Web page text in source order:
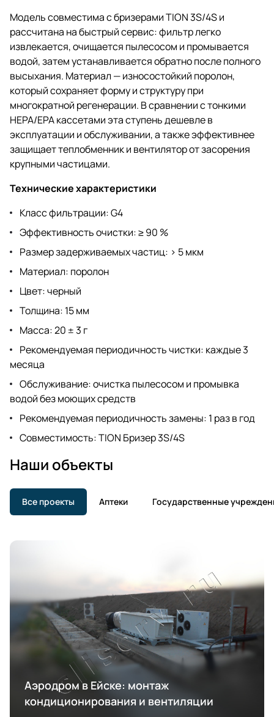
Модель совместима с бризерами TION 3S/4S и
рассчитана на быстрый сервис: фильтр легко
извлекается, очищается пылесосом и промывается
водой, затем устанавливается обратно после полного
высыхания. Материал — износостойкий поролон,
который сохраняет форму и структуру при
многократной регенерации. В сравнении с тонкими
HEPA/EPA кассетами эта ступень дешевле в
эксплуатации и обслуживании, а также эффективнее
защищает теплобменник и вентилятор от засорения
крупными частицами.
Технические характеристики
Класс фильтрации: G4
Эффективность очистки: ≥ 90 %
Размер задерживаемых частиц: > 5 мкм
Материал: поролон
Цвет: черный
Толщина: 15 мм
Масса: 20 ± 3 г
Рекомендуемая периодичность чистки: каждые 3
месяца
Обслуживание: очистка пылесосом и промывка
водой без моющих средств
Рекомендуемая периодичность замены: 1 раз в год
Совместимость: TION Бризер 3S/4S
Наши объекты
Все проекты Аптеки Государственные
Аэродром в Ейске: монтаж
кондиционирования и вентиляции